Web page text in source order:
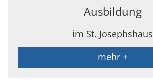
Ausbildung
im St. Josephshaus
mehr +